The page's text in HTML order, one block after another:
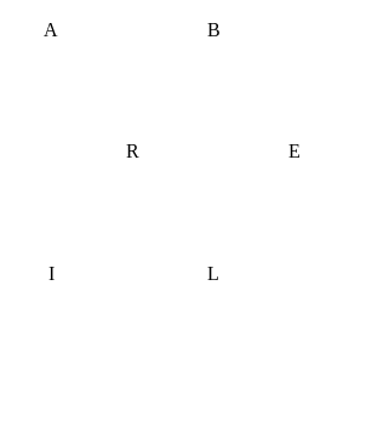
R
A B
E
I L